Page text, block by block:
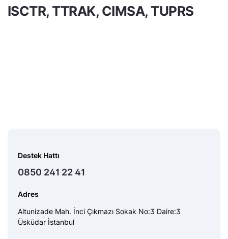
ISCTR, TTRAK, CIMSA, TUPRS
Destek Hattı
0850 241 22 41
Adres
Altunizade Mah. İnci Çıkmazı Sokak No:3 Daire:3
Üsküdar İstanbul